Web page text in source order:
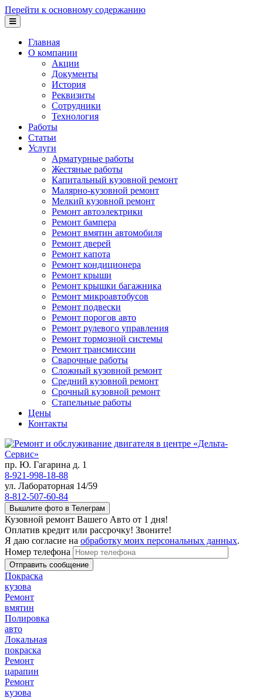
Перейти к основному содержанию
Главная
О компании
Акции
Документы
История
Реквизиты
Сотрудники
Технология
Работы
Статьи
Услуги
Арматурные работы
Жестяные работы
Капитальный кузовной ремонт
Малярно-кузовной ремонт
Мелкий кузовной ремонт
Ремонт автоэлектрики
Ремонт бампера
Ремонт вмятин автомобиля
Ремонт дверей
Ремонт капота
Ремонт кондиционера
Ремонт крыши
Ремонт крышки багажника
Ремонт микроавтобусов
Ремонт подвески
Ремонт порогов авто
Ремонт рулевого управления
Ремонт тормозной системы
Ремонт трансмиссии
Сварочные работы
Сложный кузовной ремонт
Средний кузовной ремонт
Срочный кузовной ремонт
Стапельные работы
Цены
Контакты
пр. Ю. Гагарина д. 1
8-921-998-18-88
ул. Лабораторная 14/59
8-812-507-60-84
Вышлите фото в Телеграм
Кузовной ремонт Вашего Авто от 1 дня!
Оплатив кредит или рассрочку! Звоните!
Я даю согласие на обработку моих персональных данных.
Номер телефона
Покраска
кузова
Ремонт
вмятин
Полировка
авто
Локальная
покраска
Ремонт
царапин
Ремонт
кузова